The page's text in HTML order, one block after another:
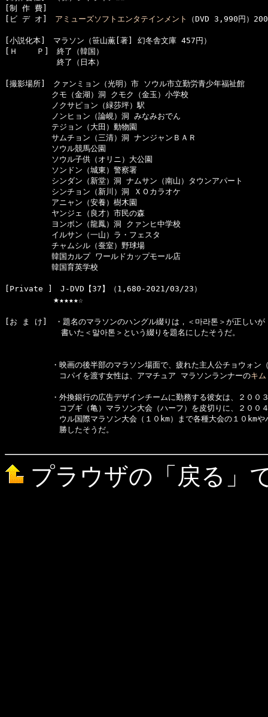
[制 作 費]
[ビ デ オ] アミューズソフトエンタテインメント （DVD 3,990円）
[小説化本]　マラソン（笹山薫[著] 幻冬舎文庫 457円）
[Ｈ    Ｐ]　終了（韓国）
      　　　終了（日本）
[撮影場所]　クァンミョン（光明）市 ソウル市立勤労青少年福祉館
クモ（金湖）洞 クモク（金玉）小学校
ノクサピョン（緑莎坪）駅
ノンヒョン（論峴）洞 みなみおでん
テジョン（大田）動物園
サムチョン（三清）洞 ナンジャンＢＡＲ
ソウル競馬公園
ソウル子供（オリニ）大公園
ソンドン（城東）警察署
シンダン（新堂）洞 ナムサン（南山）タウンアパート
シンチョン（新川）洞 ＸＯカラオケ
アニャン（安養）樹木園
ヤンジェ（良才）市民の森
ヨンボン（龍鳳）洞 クァンヒ中学校
イルサン（一山）ラ・フェスタ
チャムシル（蚕室）野球場
韓国カルプ ワールドカップモール店
韓国育英学校
[Private ]　J-DVD【37】（1,680-2021/03/23）
★★★★★☆
[お ま け]　・題名のマラソンのハングル綴りは，＜마라톤＞が正しいが
  　　　　　　書いた＜말아톤＞という綴りを題名にしたそうだ。
・映画の後半部のマラソン場面で、疲れた主人公チョウォン
コパイを渡す女性は、アマチュア マラソンランナーのキ
・外換銀行の広告デザインチームに勤務する彼女は、２００３
コブギ（亀）マラソン大会（ハーフ）を皮切りに、２００４
ウル国際マラソン大会（１０km）まで各種大会の１０kmやハ
勝したそうだ。
プラウザの「戻る」